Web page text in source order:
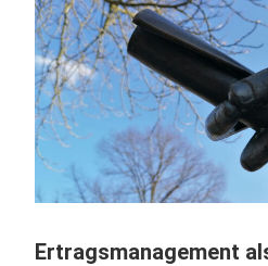
Ertragsmanagement